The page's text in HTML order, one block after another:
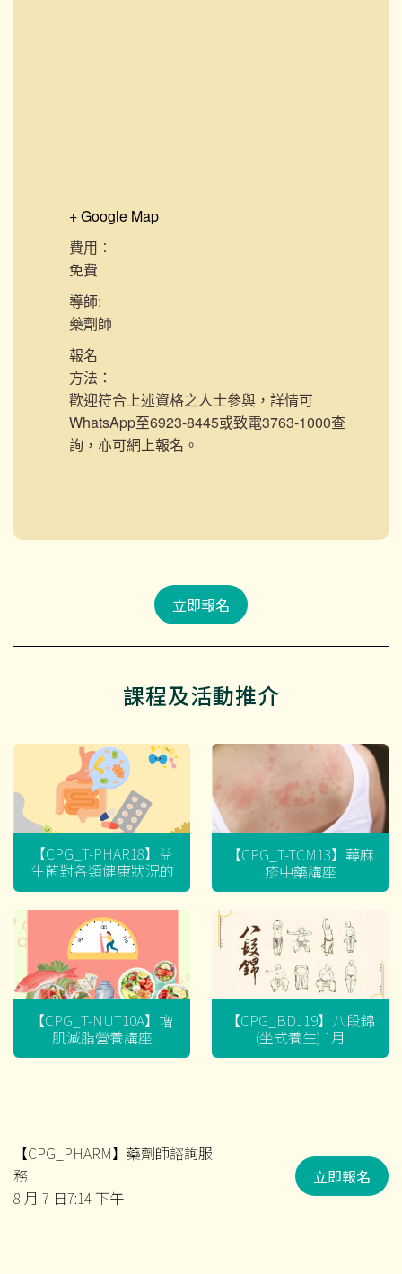
+ Google Map
費用︰
免費
導師:
藥劑師
報名
方法：
歡迎符合上述資格之人士參與，詳情可
WhatsApp至6923-8445或致電3763-1000查
詢，亦可網上報名。
立即報名
課程及活動推介
【CPG_T-PHAR18】益
生菌對各類健康狀況的
迷思
【CPG_T-TCM13】蕁麻
疹中藥講座
【CPG_T-NUT10A】增
肌減脂營養講座
【CPG_BDJ19】八段錦
(坐式養生) 1月
【CPG_PHARM】藥劑師諮詢服
務
8 月 7 日7:14 下午
立即報名